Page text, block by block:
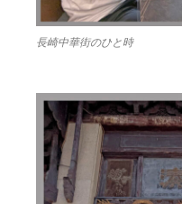
長崎中華街のひと時